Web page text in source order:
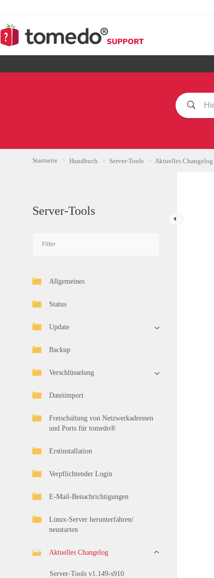
springen
Startseite Handbuch Server-Tools Aktuelles Changelog
Server-Tools
Allgemeines
Status
Update
Backup
Verschlüsselung
Dateiimport
Freischaltung von Netzwerkadressen
und Ports für tomedo®
Erstinstallation
Verpflichtender Login
E-Mail-Benachrichtigungen
Linux-Server herunterfahren/
neustarten
Aktuelles Changelog
Server-Tools v1.149-s910